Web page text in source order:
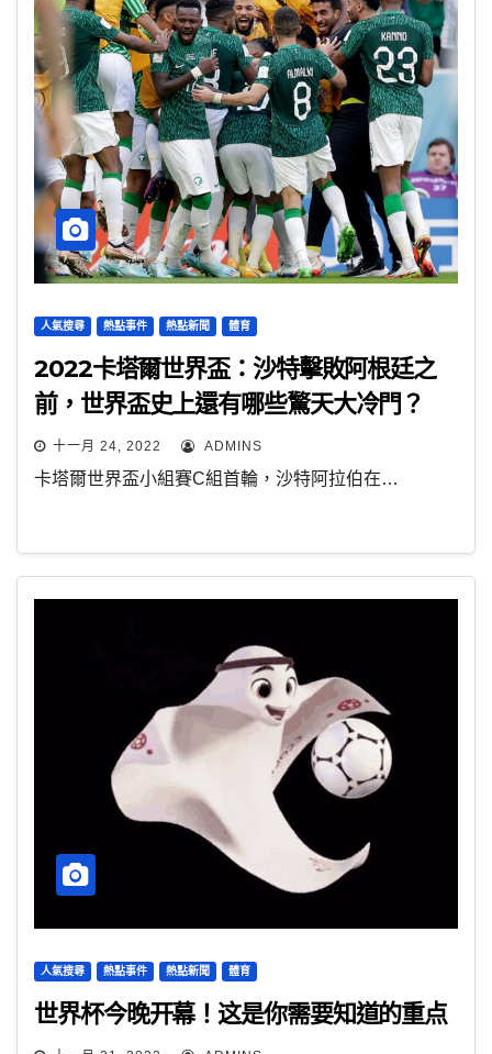
人氣搜尋 熱點事件 熱點新聞 體育
2022卡塔爾世界盃：沙特擊敗阿根廷之
前，世界盃史上還有哪些驚天大冷門？
十一月 24, 2022 ADMINS
卡塔爾世界盃小組賽C組首輪，沙特阿拉伯在…
人氣搜尋 熱點事件 熱點新聞 體育
世界杯今晚开幕！这是你需要知道的重点